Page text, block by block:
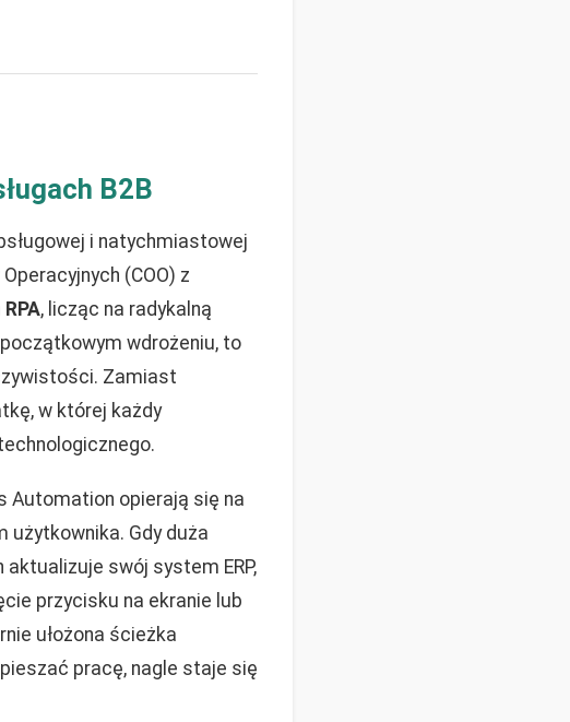
B2B
i natychmiastowej
(COO) z
, licząc na radykalną
wdrożeniu, to
Zamiast
w której każdy
Automation opierają się na
Gdy duża
swój system ERP,
przycisku na ekranie lub
ułożona ścieżka
pracę, nagle staje się